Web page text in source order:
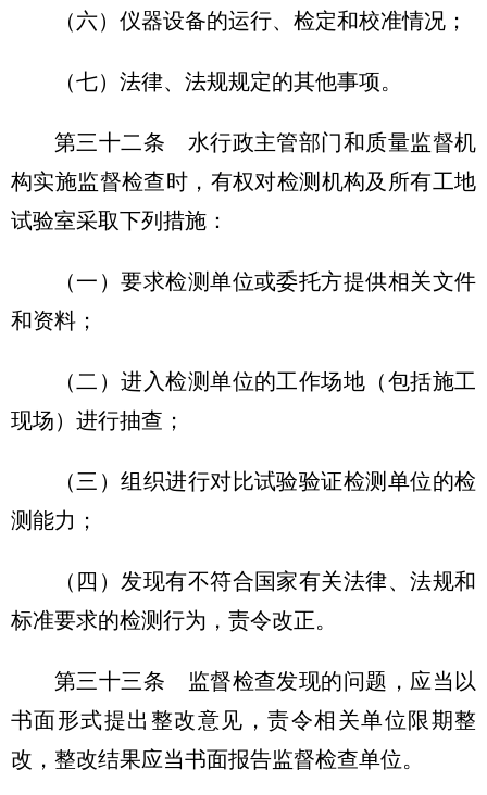
（六）仪器设备的运行、检定和校准情况；
（七）法律、法规规定的其他事项。
第三十二条 水行政主管部门和质量监督机
构实施监督检查时，有权对检测机构及所有工地
试验室采取下列措施：
（一）要求检测单位或委托方提供相关文件
和资料；
（二）进入检测单位的工作场地（包括施工
现场）进行抽查；
（三）组织进行对比试验验证检测单位的检
测能力；
（四）发现有不符合国家有关法律、法规和
标准要求的检测行为，责令改正。
第三十三条 监督检查发现的问题，应当以
书面形式提出整改意见，责令相关单位限期整
改，整改结果应当书面报告监督检查单位。